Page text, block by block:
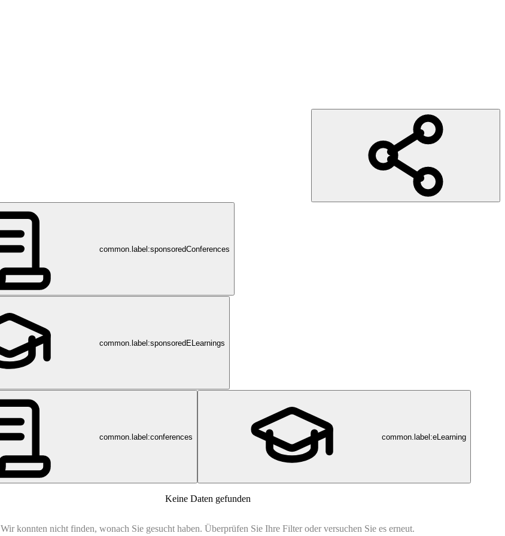
common.label:sponsoredConferences
common.label:sponsoredELearnings
common.label:conferences common.label:eLearning
Keine Daten gefunden
Wir konnten nicht finden, wonach Sie gesucht haben. Überprüfen Sie Ihre Filter oder versuchen Sie es erneut.